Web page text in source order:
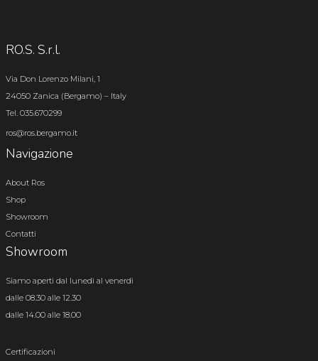
RO.S. S.r.l.
Via Don Lorenzo Milani, 1
24050 Zanica (Bergamo) – Italy
Tel. 035.670299
ros@ros.bergamo.it
Navigazione
About Ros
Shop
Showroom
Contatti
Showroom
Siamo aperti dal lunedì al venerdì
dalle 08.30 alle 12.30
dalle 14.00 alle 18.00
Certificazioni